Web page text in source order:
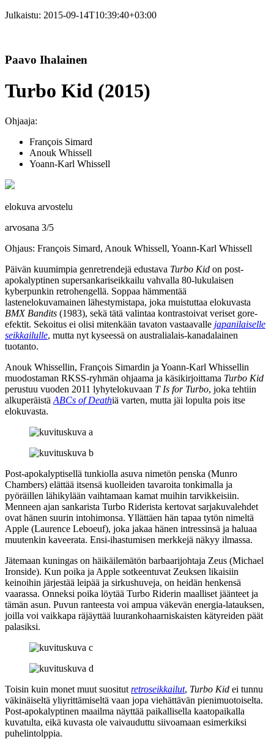
Julkaistu: 2015-09-14T10:39:40+03:00
Paavo Ihalainen
Turbo Kid (2015)
Ohjaaja:
François Simard
Anouk Whissell
Yoann-Karl Whissell
elokuva arvostelu
arvosana 3/5
Ohjaus: François Simard, Anouk Whissell, Yoann-Karl Whissell
Päivän kuumimpia genretrendejä edustava Turbo Kid on post-
apokalyptinen supersankariseikkailu vahvalla 80‑lukulaisen
kyberpunkin retrohengellä. Soppaa hämmentää
lastenelokuvamainen lähestymistapa, joka muistuttaa elokuvasta
BMX Bandits (1983), sekä tätä valintaa kontrastoivat veriset gore-
efektit. Sekoitus ei olisi mitenkään tavaton vastaavalle japanilaiselle
seikkailulle, mutta nyt kyseessä on australialais-kanadalainen
tuotanto.
Anouk Whissellin, François Simardin ja Yoann-Karl Whissellin
muodostaman RKSS-ryhmän ohjaama ja käsikirjoittama Turbo Kid
perustuu vuoden 2011 lyhytelokuvaan T Is for Turbo, joka tehtiin
alkuperäistä ABCs of Deathiä varten, mutta jäi lopulta pois itse
elokuvasta.
Post-apokalyptisellä tunkiolla asuva nimetön penska (Munro
Chambers) elättää itsensä kuolleiden tavaroita tonkimalla ja
pyöräillen lähikylään vaihtamaan kamat muihin tarvikkeisiin.
Menneen ajan sankarista Turbo Riderista kertovat sarjakuvalehdet
ovat hänen suurin intohimonsa. Yllättäen hän tapaa tytön nimeltä
Apple (Laurence Leboeuf), joka jakaa hänen intressinsä ja haluaa
muutenkin kaveerata. Ensi-ihastumisen merkkejä näkyy ilmassa.
Jätemaan kuningas on häikäilemätön barbaarijohtaja Zeus (Michael
Ironside). Kun poika ja Apple sotkeentuvat Zeuksen likaisiin
keinoihin järjestää leipää ja sirkushuveja, on heidän henkensä
vaarassa. Onneksi poika löytää Turbo Riderin maalliset jäänteet ja
tämän asun. Puvun ranteesta voi ampua väkevän energia-latauksen,
joilla voi vaikkapa räjäyttää luurankohaarniskaisten kätyreiden päät
palasiksi.
Toisin kuin monet muut suositut retroseikkailut, Turbo Kid ei tunnu
väkinäiseltä yliyrittämiseltä vaan jopa viehättävän pienimuotoiselta.
Post-apokalyptinen maailma näyttää paikallisella kaatopaikalla
kuvatulta, eikä kuvasta ole vaivauduttu siivoamaan esimerkiksi
puhelintolppia.